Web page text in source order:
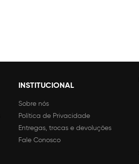
INSTITUCIONAL
Sobre nós
Política de Privacidade
Entregas, trocas e devoluções
Fale Conosco